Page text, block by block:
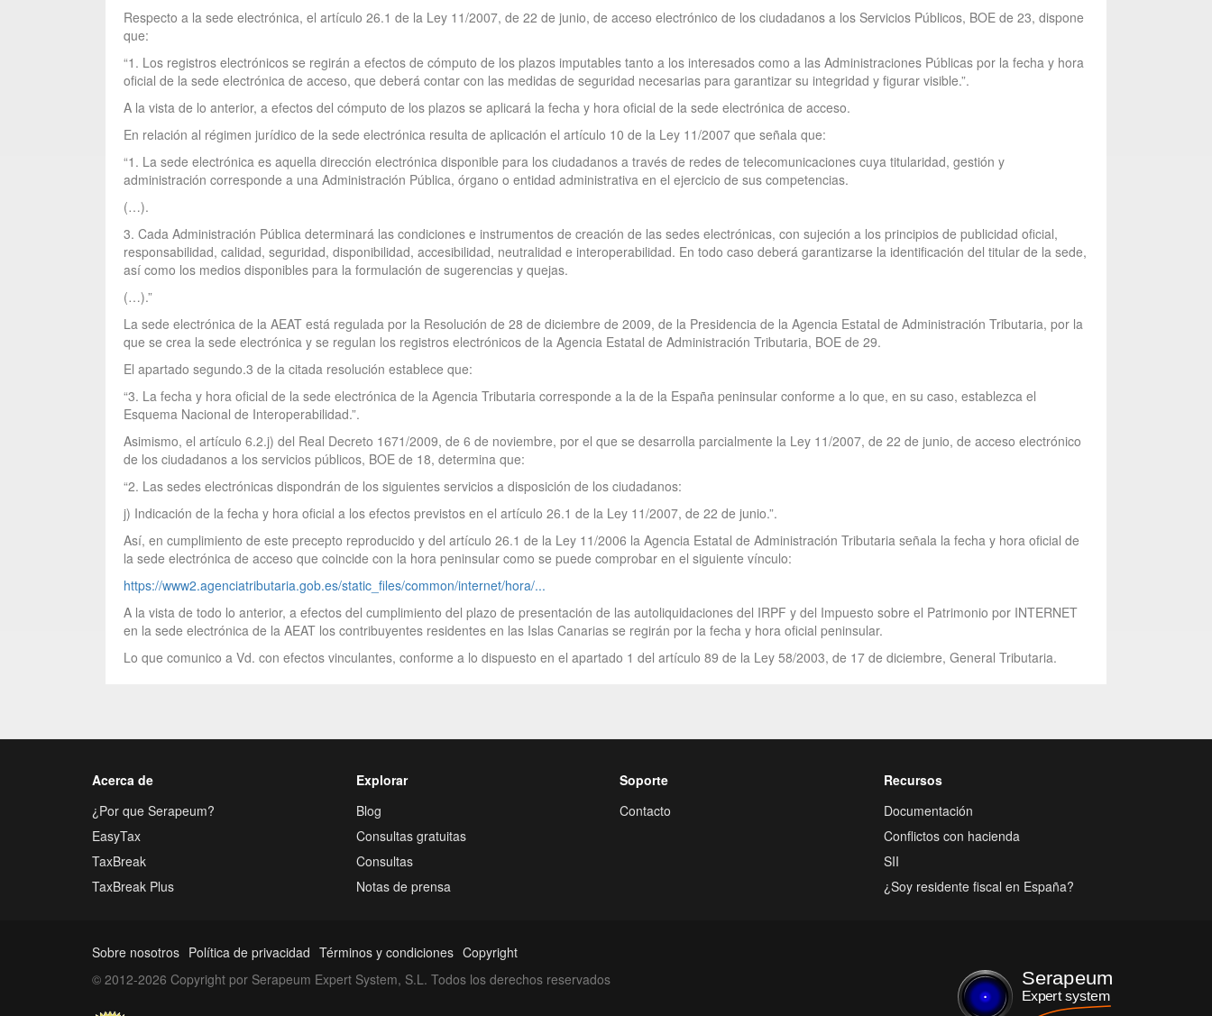
Respecto a la sede electrónica, el artículo 26.1 de la Ley 11/2007, de 22 de junio, de acceso electrónico de los ciudadanos a los Servicios Públicos, BOE de 23, dispone
que:
“1. Los registros electrónicos se regirán a efectos de cómputo de los plazos imputables tanto a los interesados como a las Administraciones Públicas por la fecha y hora
oficial de la sede electrónica de acceso, que deberá contar con las medidas de seguridad necesarias para garantizar su integridad y figurar visible.”.
A la vista de lo anterior, a efectos del cómputo de los plazos se aplicará la fecha y hora oficial de la sede electrónica de acceso.
En relación al régimen jurídico de la sede electrónica resulta de aplicación el artículo 10 de la Ley 11/2007 que señala que:
“1. La sede electrónica es aquella dirección electrónica disponible para los ciudadanos a través de redes de telecomunicaciones cuya titularidad, gestión y
administración corresponde a una Administración Pública, órgano o entidad administrativa en el ejercicio de sus competencias.
(…).
3. Cada Administración Pública determinará las condiciones e instrumentos de creación de las sedes electrónicas, con sujeción a los principios de publicidad oficial,
responsabilidad, calidad, seguridad, disponibilidad, accesibilidad, neutralidad e interoperabilidad. En todo caso deberá garantizarse la identificación del titular de la sede,
así como los medios disponibles para la formulación de sugerencias y quejas.
(…).”
La sede electrónica de la AEAT está regulada por la Resolución de 28 de diciembre de 2009, de la Presidencia de la Agencia Estatal de Administración Tributaria, por la
que se crea la sede electrónica y se regulan los registros electrónicos de la Agencia Estatal de Administración Tributaria, BOE de 29.
El apartado segundo.3 de la citada resolución establece que:
“3. La fecha y hora oficial de la sede electrónica de la Agencia Tributaria corresponde a la de la España peninsular conforme a lo que, en su caso, establezca el
Esquema Nacional de Interoperabilidad.”.
Asimismo, el artículo 6.2.j) del Real Decreto 1671/2009, de 6 de noviembre, por el que se desarrolla parcialmente la Ley 11/2007, de 22 de junio, de acceso electrónico
de los ciudadanos a los servicios públicos, BOE de 18, determina que:
“2. Las sedes electrónicas dispondrán de los siguientes servicios a disposición de los ciudadanos:
j) Indicación de la fecha y hora oficial a los efectos previstos en el artículo 26.1 de la Ley 11/2007, de 22 de junio.”.
Así, en cumplimiento de este precepto reproducido y del artículo 26.1 de la Ley 11/2006 la Agencia Estatal de Administración Tributaria señala la fecha y hora oficial de
la sede electrónica de acceso que coincide con la hora peninsular como se puede comprobar en el siguiente vínculo:
https://www2.agenciatributaria.gob.es/static_files/common/internet/hora/...
A la vista de todo lo anterior, a efectos del cumplimiento del plazo de presentación de las autoliquidaciones del IRPF y del Impuesto sobre el Patrimonio por INTERNET
en la sede electrónica de la AEAT los contribuyentes residentes en las Islas Canarias se regirán por la fecha y hora oficial peninsular.
Lo que comunico a Vd. con efectos vinculantes, conforme a lo dispuesto en el apartado 1 del artículo 89 de la Ley 58/2003, de 17 de diciembre, General Tributaria.
Acerca de
¿Por que Serapeum?
EasyTax
TaxBreak
TaxBreak Plus
Explorar
Blog
Consultas gratuitas
Consultas
Notas de prensa
Soporte
Contacto
Recursos
Documentación
Conflictos con hacienda
SII
¿Soy residente fiscal en España?
Sobre nosotros Política de privacidad Términos y condiciones Copyright
© 2012-2026 Copyright por Serapeum Expert System, S.L. Todos los derechos reservados